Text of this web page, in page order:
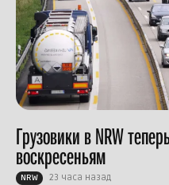
Грузовики в NRW
воскресеньям
NRW 23 часа назад